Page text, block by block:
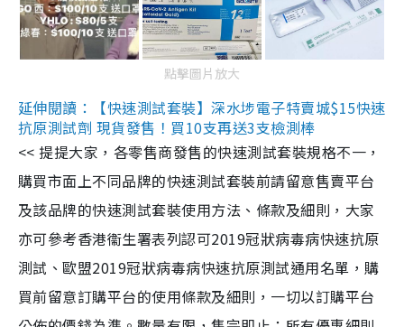
點擊圖片放大
延伸閱讀：【快速測試套裝】深水埗電子特賣城$15快速
抗原測試劑 現貨發售！買10支再送3支檢測棒
<< 提提大家，各零售商發售的快速測試套裝規格不一，
購買市面上不同品牌的快速測試套裝前請留意售賣平台
及該品牌的快速測試套裝使用方法、條款及細則，大家
亦可參考香港衞生署表列認可2019冠狀病毒病快速抗原
測試、歐盟2019冠狀病毒病快速抗原測試通用名單，購
買前留意訂購平台的使用條款及細則，一切以訂購平台